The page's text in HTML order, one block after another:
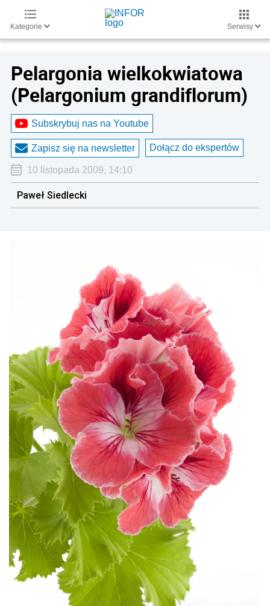
Kategorie Serwisy
Pelargonia wielkokwiatowa
(Pelargonium grandiflorum)
Subskrybuj nas na Youtube
Zapisz się na newsletter Dołącz do ekspertów
10 listopada 2009, 14:10
Paweł Siedlecki